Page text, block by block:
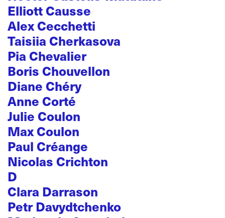
Elliott Causse
Alex Cecchetti
Taisiia Cherkasova
Pia Chevalier
Boris Chouvellon
Diane Chéry
Anne Corté
Julie Coulon
Max Coulon
Paul Créange
Nicolas Crichton
D
Clara Darrason
Petr Davydtchenko